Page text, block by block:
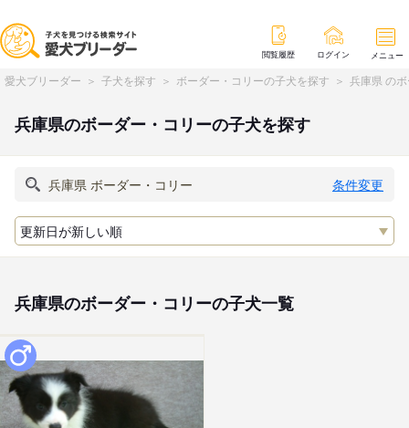
閲覧履歴 ログイン メニュー
愛犬ブリーダー 子犬を探す ボーダー・コリーの子犬を探す 兵庫県 の
兵庫県のボーダー・コリーの子犬を探す
条件変更
兵庫県のボーダー・コリーの子犬一覧